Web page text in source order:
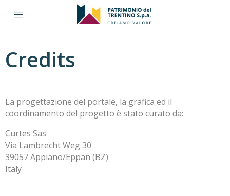
Credits
La progettazione del portale, la grafica ed il
coordinamento del progetto è stato curato da:
Curtes Sas
Via Lambrecht Weg 30
39057 Appiano/Eppan (BZ)
Italy